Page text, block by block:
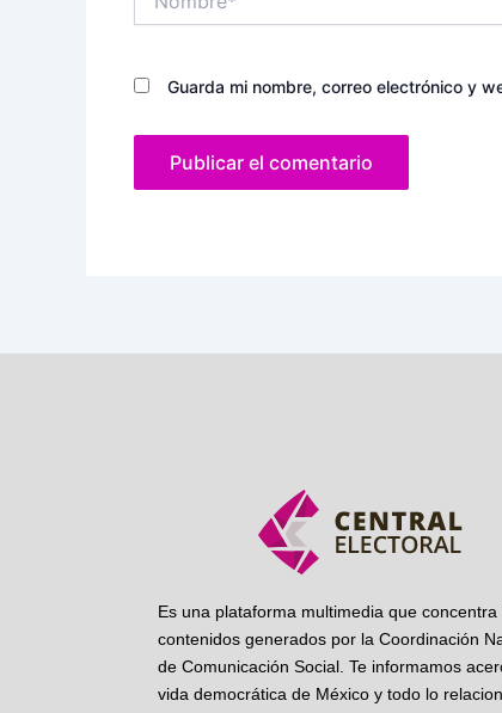
Guarda mi nombre, correo electrónico y
Es una plataforma multimedia que concentra
contenidos generados por la Coordinación
de Comunicación Social. Te informamos
vida democrática de México y todo lo